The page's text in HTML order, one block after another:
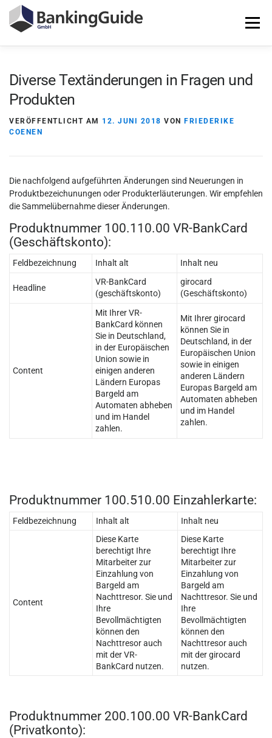
Zum
Inhalt
springen
Menü
KONTAKT
Diverse Textänderungen in Fragen und
Produkten
VERÖFFENTLICHT AM 12. JUNI 2018 VON
FRIEDERIKE
COENEN
Die nachfolgend aufgeführten Änderungen sind Neuerungen in
Produktbezeichunungen oder Produkterläuterungen. Wir empfehlen
die Sammelübernahme dieser Änderungen.
Produktnummer 100.110.00 VR-BankCard
(Geschäftskonto):
Feldbezeichnung Inhalt alt Inhalt neu
Headline
VR-BankCard
(geschäftskonto)
girocard
(Geschäftskonto)
Content
Mit Ihrer VR-
BankCard können
Sie in Deutschland,
in der Europäischen
Union sowie in
einigen anderen
Ländern Europas
Bargeld am
Automaten abheben
und im Handel
zahlen.
Mit Ihrer girocard
können Sie in
Deutschland, in der
Europäischen Union
sowie in einigen
anderen Ländern
Europas Bargeld am
Automaten abheben
und im Handel
zahlen.
Produktnummer 100.510.00 Einzahlerkarte:
Feldbezeichnung Inhalt alt Inhalt neu
Content
Diese Karte
berechtigt Ihre
Mitarbeiter zur
Einzahlung von
Bargeld am
Nachttresor. Sie und
Ihre
Bevollmächtigten
können den
Nachttresor auch
mit der VR-
BankCard nutzen.
Diese Karte
berechtigt Ihre
Mitarbeiter zur
Einzahlung von
Bargeld am
Nachttresor. Sie und
Ihre
Bevollmächtigten
können den
Nachttresor auch
mit der girocard
nutzen.
Produktnummer 200.100.00 VR-BankCard
(Privatkonto):